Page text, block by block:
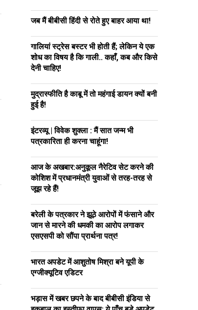
जब मैं बीबीसी हिंदी से रोते हुए बाहर आया था!
गालियां स्ट्रेस बस्टर भी होती हैं; लेकिन ये एक
शोध का विषय है कि गाली.. कहाँ, कब और किसे
देनी चाहिए!
मुद्रास्फीति है काबू में तो महंगाई डायन क्यों बनी
हुई है!
इंटरव्यू | विवेक शुक्ला : मैं सात जन्म भी
पत्रकारिता ही करना चाहूंगा!
आज के अखबार:अनुकूल नैरेटिव सेट करने की
कोशिश में प्रधानमंत्री युवाओं से तरह-तरह से
जूझ रहे हैं!
बरेली के पत्रकार ने झूठे आरोपों में फंसाने और
जान से मारने की धमकी का आरोप लगाकर
एसएसपी को सौंपा प्रार्थना पत्र!
भारत अपडेट में आशुतोष मिश्रा बने यूपी के
एग्जीक्यूटिव एडिटर
भड़ास में खबर छपने के बाद बीबीसी इंडिया से